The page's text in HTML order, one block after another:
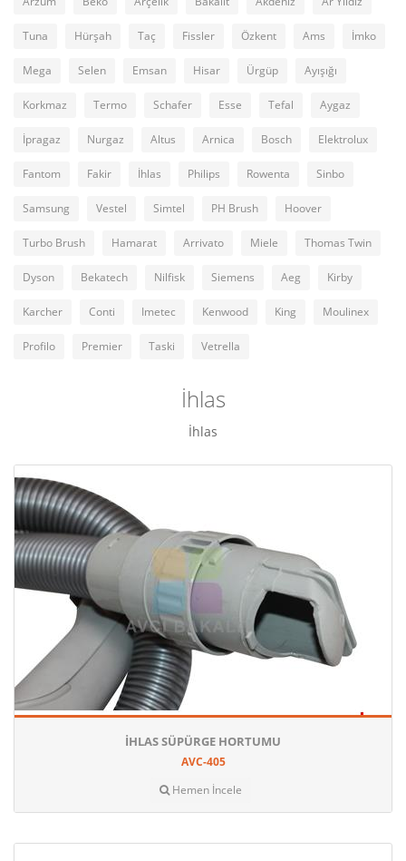
Tuna Hürşah Taç Fissler Özkent Ams İmko
Mega Selen Emsan Hisar Ürgüp Ayışığı
Korkmaz Termo Schafer Esse Tefal Aygaz
İpragaz Nurgaz Altus Arnica Bosch Elektrolux
Fantom Fakir İhlas Philips Rowenta Sinbo
Samsung Vestel Simtel PH Brush Hoover
Turbo Brush Hamarat Arrivato Miele Thomas Twin
Dyson Bekatech Nilfisk Siemens Aeg Kirby
Karcher Conti Imetec Kenwood King Moulinex
Profilo Premier Taski Vetrella
İhlas
İhlas
İHLAS SÜPÜRGE HORTUMU
AVC-405
Hemen İncele